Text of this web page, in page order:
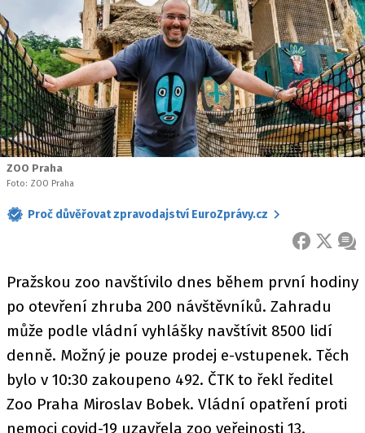
ZOO Praha
Foto: ZOO Praha
Proč důvěřovat zpravodajství EuroZprávy.cz
FACEBOOK
X
Pražskou zoo navštívilo dnes během první hodiny
po otevření zhruba 200 návštěvníků. Zahradu
může podle vládní vyhlášky navštívit 8500 lidí
denně. Možný je pouze prodej e-vstupenek. Těch
bylo v 10:30 zakoupeno 492. ČTK to řekl ředitel
Zoo Praha Miroslav Bobek. Vládní opatření proti
nemoci covid-19 uzavřela zoo veřejnosti 13.